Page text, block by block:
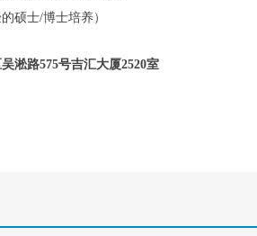
硕士/博士培养）
淞路575号吉汇大厦2520室